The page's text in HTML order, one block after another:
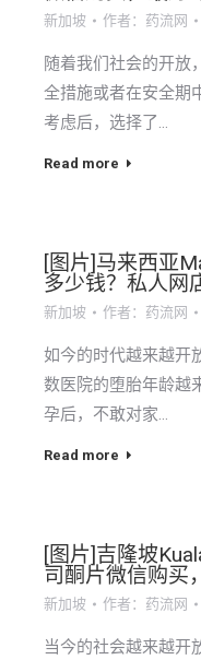
新加坡 作者： 药流网
随着我们社会的开放
全措施或者在安全期
考虑后，选择了…
Read more
[图片]马来西亚
多少钱？私人网
新加坡 作者： 药流网
如今的时代越来越开
数医院的堕胎年龄越
孕后，不敢对家…
Read more
[图片]吉隆坡
司酮片微信购买
新加坡 作者： 药流网
当今的社会越来越开